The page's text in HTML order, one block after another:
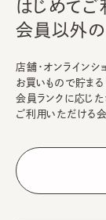
はじめてご
会員以外
店舗・オンラインシ
お買いもので貯まる
会員ランクに応じ
ご利用いただける